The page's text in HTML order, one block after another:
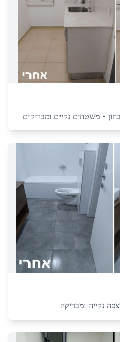
- משטחים נקיים ומבריקים
נקייה ומבריקה